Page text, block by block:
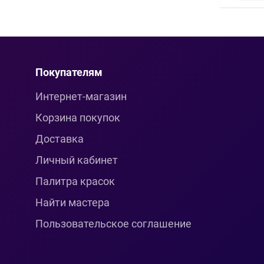
Покупателям
Интернет-магазин
Корзина покупок
Доставка
Личный кабинет
Палитра красок
Найти мастера
Пользовательское соглашение